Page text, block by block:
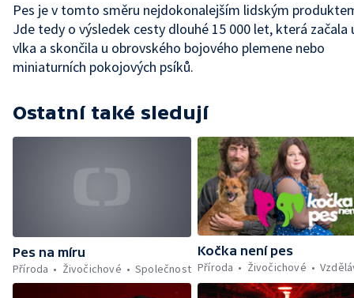
Pes je v tomto směru nejdokonalejším lidským
Jde tedy o výsledek cesty dlouhé 15 000 let, která začala
vlka a skončila u obrovského bojového plemene nebo
miniaturních pokojových psíků.
Ostatní také sledují
Pes na míru
Příroda
Živočichové Společnost
Kočka není pes
Příroda
Živočichové